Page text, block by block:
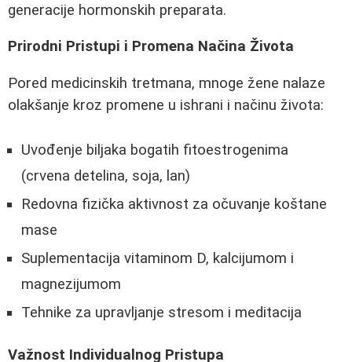
generacije hormonskih preparata.
Prirodni Pristupi i Promena Načina Života
Pored medicinskih tretmana, mnoge žene nalaze
olakšanje kroz promene u ishrani i načinu života:
Uvođenje biljaka bogatih fitoestrogenima
(crvena detelina, soja, lan)
Redovna fizička aktivnost za očuvanje koštane
mase
Suplementacija vitaminom D, kalcijumom i
magnezijumom
Tehnike za upravljanje stresom i meditacija
Važnost Individualnog Pristupa